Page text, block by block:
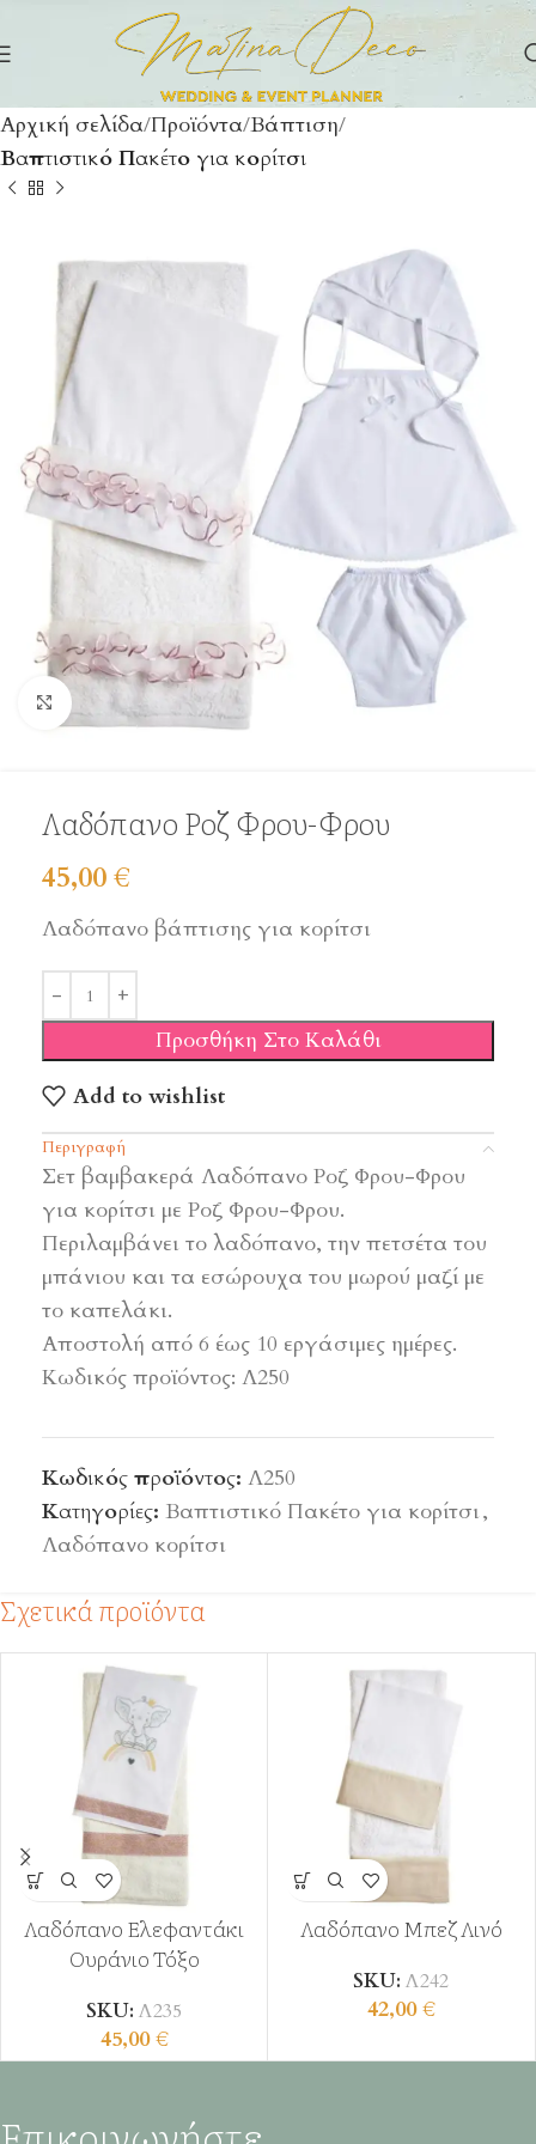
Αρχική σελίδα Προϊόντα Βάπτιση
Βαπτιστικό Πακέτο για κορίτσι
Click to enlarge
Λαδόπανο Ροζ Φρου-Φρου
45,00€
Λαδόπανο βάπτισης για κορίτσι
Προσθήκη Στο Καλάθι
Add to wishlist
Περιγραφή
Σετ βαμβακερά Λαδόπανο Ροζ Φρου-Φρου
για κορίτσι με Ροζ Φρου-Φρου.
Περιλαμβάνει το λαδόπανο, την πετσέτα του
μπάνιου και τα εσώρουχα του μωρού μαζί με
το καπελάκι.
Αποστολή από 6 έως 10 εργάσιμες ημέρες.
Κωδικός προϊόντος: Λ250
Κωδικός προϊόντος: Λ250
Κατηγορίες: Βαπτιστικό Πακέτο για κορίτσι,
Λαδόπανο κορίτσι
Σχετικά προϊόντα
Λαδόπανο Ελεφαντάκι
Ουράνιο Τόξο
SKU: Λ235
45,00€
Λαδόπανο Μπεζ Λινό
SKU: Λ242
42,00€